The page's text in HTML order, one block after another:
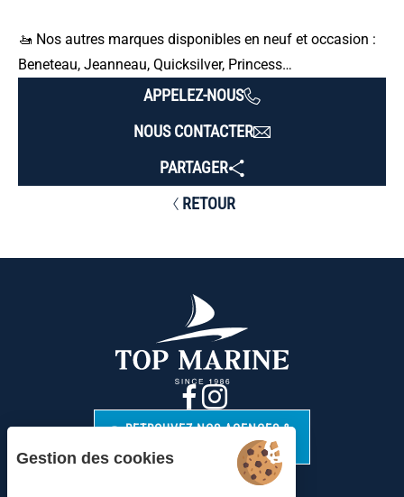
🚤 Nos autres marques disponibles en neuf et occasion :
Beneteau, Jeanneau, Quicksilver, Princess…
RETOUR
APPELEZ-NOUS
NOUS CONTACTER
PARTAGER
RETROUVEZ NOS AGENCES &
Gestion des cookies